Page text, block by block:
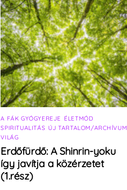
A FÁK GYÓGYEREJE ÉLETMÓD
SPIRITUALITÁS ÚJ TARTALOM/ARCHÍVUM
VILÁG
Erdőfürdő: A Shinrin-yoku
így javítja a közérzetet
(1.rész)